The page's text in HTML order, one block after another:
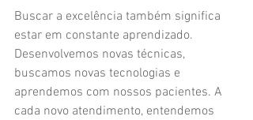
Buscar a excelência também significa
estar em constante aprendizado.
Desenvolvemos novas técnicas,
buscamos novas tecnologias e
aprendemos com nossos pacientes. A
cada novo atendimento, entendemos